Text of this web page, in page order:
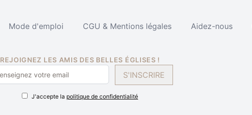
Mode d'emploi CGU & Mentions légales Aidez-nous
REJOIGNEZ LES AMIS DES BELLES ÉGLISES !
S'INSCRIRE
J'accepte la politique de confidentialité